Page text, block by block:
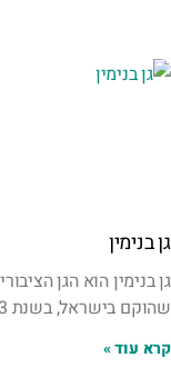
גן בנימין
גן בנימין הוא הגן
שהוקם בישראל, בשנת 1923.
קרא עוד »